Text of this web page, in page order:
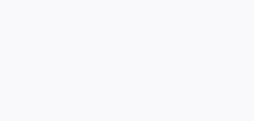
Fivotについて
リリースはPR TIMESに
れています。
プリのダウンロードはこ